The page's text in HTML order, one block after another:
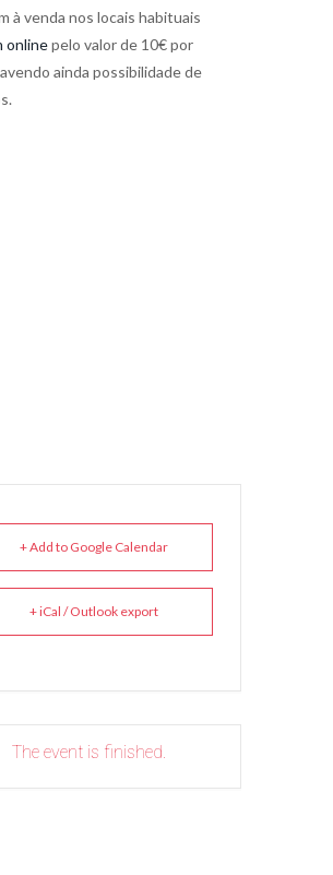
à venda nos locais habituais
onlinepelo valor de 10€ por
ainda possibilidade de
+ Add to Google Calendar
+ iCal / Outlook export
The event is finished.